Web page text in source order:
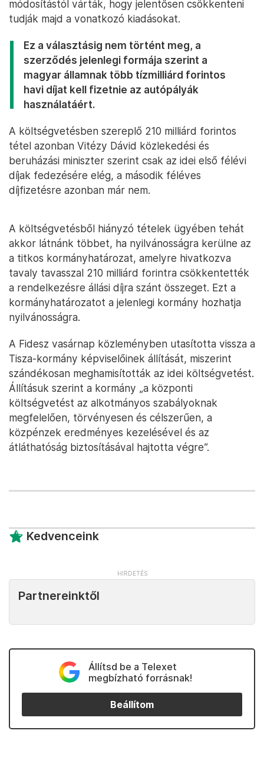
módosítástól várták, hogy jelentősen csökkenteni
tudják majd a vonatkozó kiadásokat.
Ez a választásig nem történt meg, a
szerződés jelenlegi formája szerint a
magyar államnak több tízmilliárd forintos
havi díjat kell fizetnie az autópályák
használatáért.
A költségvetésben szereplő 210 milliárd forintos
tétel azonban Vitézy Dávid közlekedési és
beruházási miniszter szerint csak az idei első félévi
díjak fedezésére elég, a második féléves
díjfizetésre azonban már nem.
A költségvetésből hiányzó tételek ügyében tehát
akkor látnánk többet, ha nyilvánosságra kerülne az
a titkos kormányhatározat, amelyre hivatkozva
tavaly tavasszal 210 milliárd forintra csökkentették
a rendelkezésre állási díjra szánt összeget. Ezt a
kormányhatározatot a jelenlegi kormány hozhatja
nyilvánosságra.
A Fidesz vasárnap közleményben utasította vissza a
Tisza-kormány képviselőinek állítását, miszerint
szándékosan meghamisították az idei költségvetést.
Állításuk szerint a kormány „a központi
költségvetést az alkotmányos szabályoknak
megfelelően, törvényesen és célszerűen, a
közpénzek eredményes kezelésével és az
átláthatóság biztosításával hajtotta végre”.
Kedvenceink
Partnereinktől
Állítsd be a Telexet
megbízható forrásnak!
Beállítom